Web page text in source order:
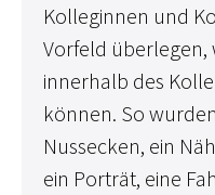
Kolleginnen und
Vorfeld überlegen,
innerhalb des
können. So
Nussecken, ein
ein Porträt, eine